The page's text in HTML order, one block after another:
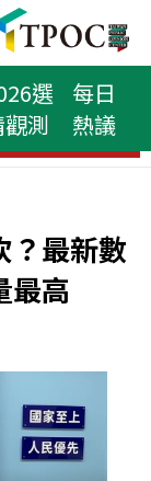
選
測
每日
熱議
？最新數
最高